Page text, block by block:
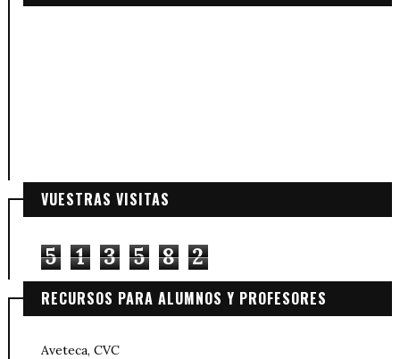
VUESTRAS VISITAS
5 1 3 5 8 2
RECURSOS PARA ALUMNOS Y PROFESORES
Aveteca, CVC